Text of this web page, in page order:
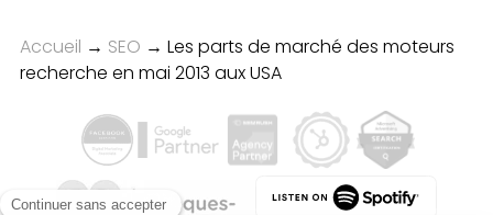
Accueil → SEO → Les parts de marché des moteurs
recherche en mai 2013 aux USA